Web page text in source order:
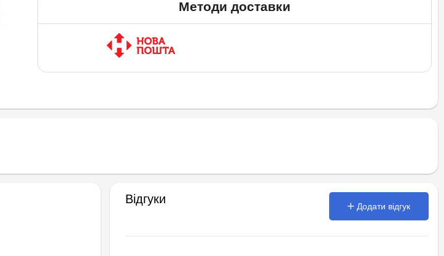
Методи доставки
Відгуки
Додати відгук